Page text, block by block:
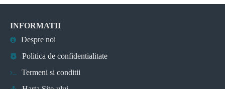
INFORMATII
Despre noi
Politica de confidentialitate
Termeni si conditii